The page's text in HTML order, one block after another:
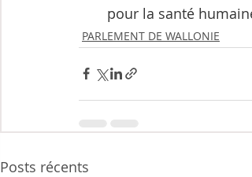
pour la santé
PARLEMENT DE WALLONIE
Posts récents